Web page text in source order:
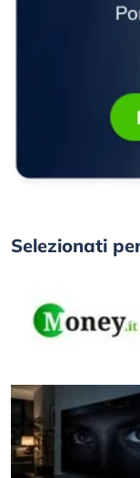
Selezionati